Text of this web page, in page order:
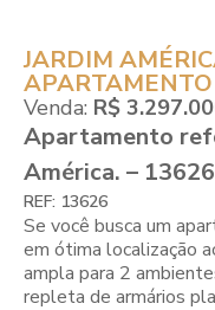
JARDIM
APARTAMENTO
Venda: R$
Apartamento
América. – 13626
REF: 13626
Se você busca um
em ótima localização
ampla para 2
repleta de armários